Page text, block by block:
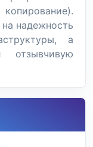
надежность
а
отзывчивую